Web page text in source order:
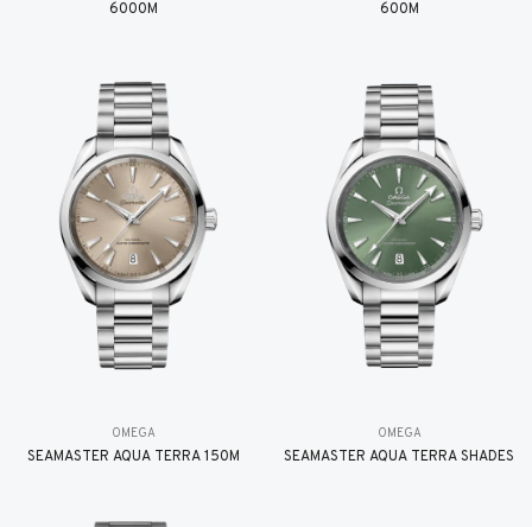
6000M
600M
OMEGA
SEAMASTER AQUA TERRA 150M
OMEGA
SEAMASTER AQUA TERRA SHADES